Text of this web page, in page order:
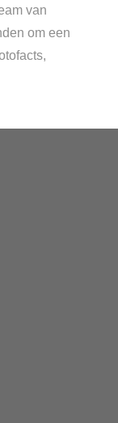
van
om een